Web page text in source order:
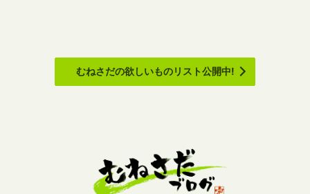
むねさだの欲しいものリスト公開中!